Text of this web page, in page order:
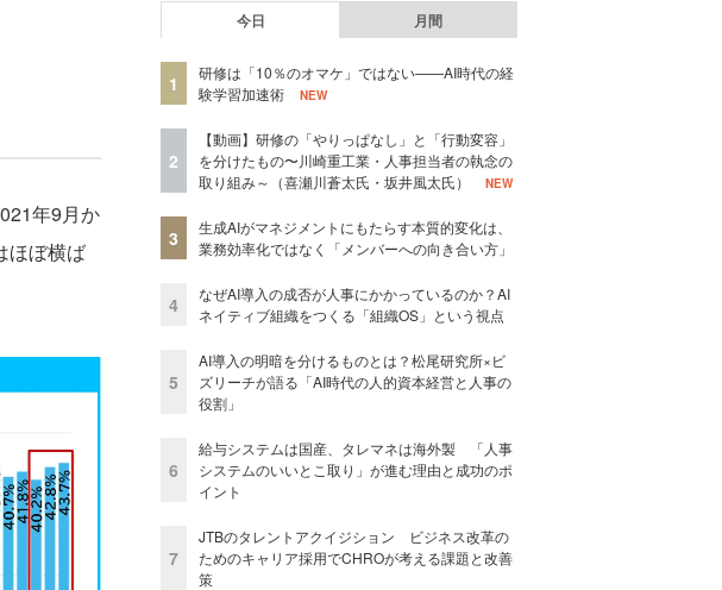
年9月か
ほぼ横ば
今日 月間
1
研修は「10％のオマケ」ではない——AI時代の経
験学習加速術
NEW
2
【動画】研修の「やりっぱなし」と「行動変容」
を分けたもの〜川崎重工業・人事担当者の執念の
取り組み～（喜瀬川蒼太氏・坂井風太氏）
NEW
3
生成AIがマネジメントにもたらす本質的変化は、
業務効率化ではなく「メンバーへの向き合い方」
4
なぜAI導入の成否が人事にかかっているのか？AI
ネイティブ組織をつくる「組織OS」という視点
5
AI導入の明暗を分けるものとは？松尾研究所×ビ
ズリーチが語る「AI時代の人的資本経営と人事の
役割」
6
給与システムは国産、タレマネは海外製 「人事
システムのいいとこ取り」が進む理由と成功のポ
イント
7
JTBのタレントアクイジション ビジネス改革の
ためのキャリア採用でCHROが考える課題と改善
策